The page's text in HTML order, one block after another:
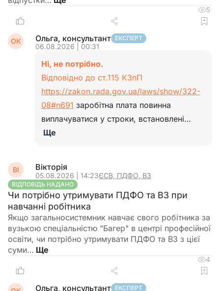
5
ОК Ольга, консультант ЕКСПЕРТ
06.08.2026 | 00:31
Ні, не потрібно.
Відповідно до ст.115 КЗпП
https://zakon.rada.gov.ua/laws/show/322-
08#n691 заробітна плата повинна
виплачуватися у строки, встановлені…
Ще
ВІ Вікторія
05.08.2026 | 14:23ЄСВ, ПДФО, ВЗ
ВІДПОВІДЬ НАДАНО
Чи потрібно утримувати ПДФО та ВЗ при
навчанні робітника
Якщо загальносистемник навчає свого робітника за
вузькою спеціальністю "Багер" в центрі професійної
освіти, чи потрібно утримувати ПДФО та ВЗ з цієї
суми…
4
Ольга, консультант ЕКСПЕРТ